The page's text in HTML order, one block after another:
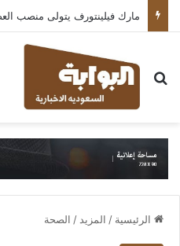
بحث عن
الرئيسية / المزيد / الصحة